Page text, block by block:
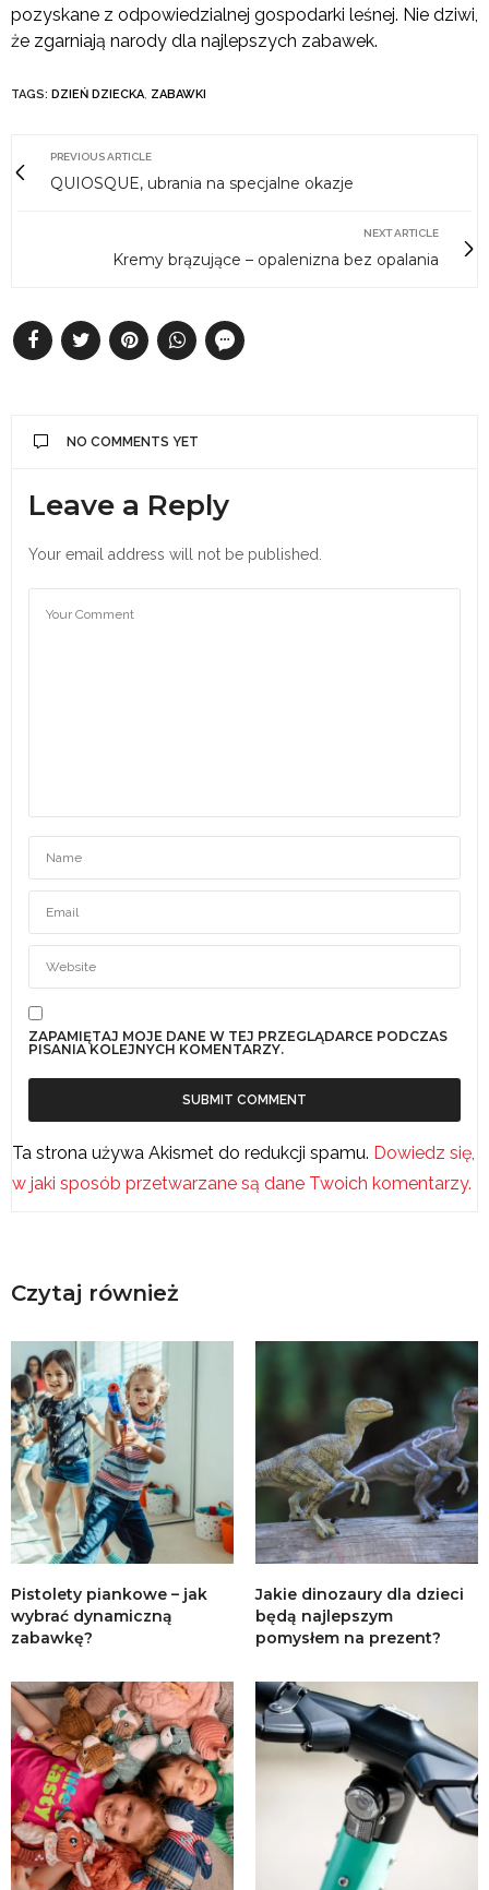
pozyskane z odpowiedzialnej gospodarki leśnej. Nie dziwi,
że zgarniają narody dla najlepszych zabawek.
TAGS: DZIEŃ DZIECKA, ZABAWKI
PREVIOUS ARTICLE
QUIOSQUE, ubrania na specjalne okazje
NEXT ARTICLE
Kremy brązujące – opalenizna bez opalania
NO COMMENTS YET
Leave a Reply
Your email address will not be published.
ZAPAMIĘTAJ MOJE DANE W TEJ PRZEGLĄDARCE PODCZAS
PISANIA KOLEJNYCH KOMENTARZY.
Ta strona używa Akismet do redukcji spamu. Dowiedz się,
w jaki sposób przetwarzane są dane Twoich komentarzy.
Czytaj również
Pistolety piankowe – jak
wybrać dynamiczną
zabawkę?
Jakie dinozaury dla dzieci
będą najlepszym
pomysłem na prezent?